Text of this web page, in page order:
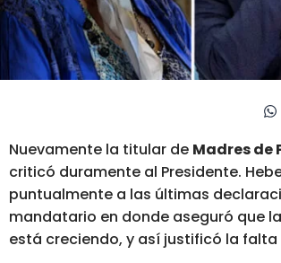
Nuevamente la titular de Madres de
criticó duramente al Presidente.
puntualmente a las últimas
mandatario en donde aseguró que
está creciendo, y así justificó la falta